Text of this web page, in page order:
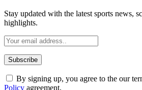
Stay updated with the latest sports news,
highlights.
By signing up, you agree to the our
Policy agreement.